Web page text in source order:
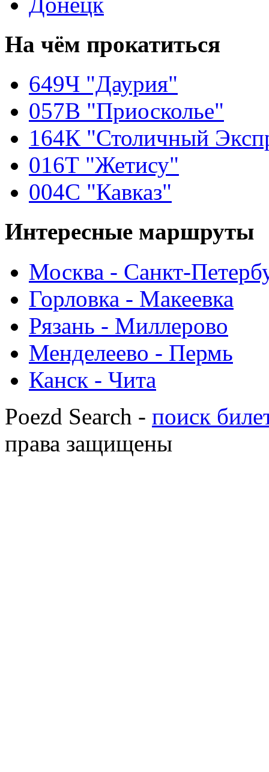
На чём прокатиться
649Ч "Даурия"
057В "Приосколье"
164К "Столичный
016Т "Жетису"
004С "Кавказ"
Интересные маршруты
Москва - Санкт-
Горловка - Макеевка
Рязань - Миллерово
Менделеево - Пермь
Канск - Чита
Poezd Search - поиск
права защищены